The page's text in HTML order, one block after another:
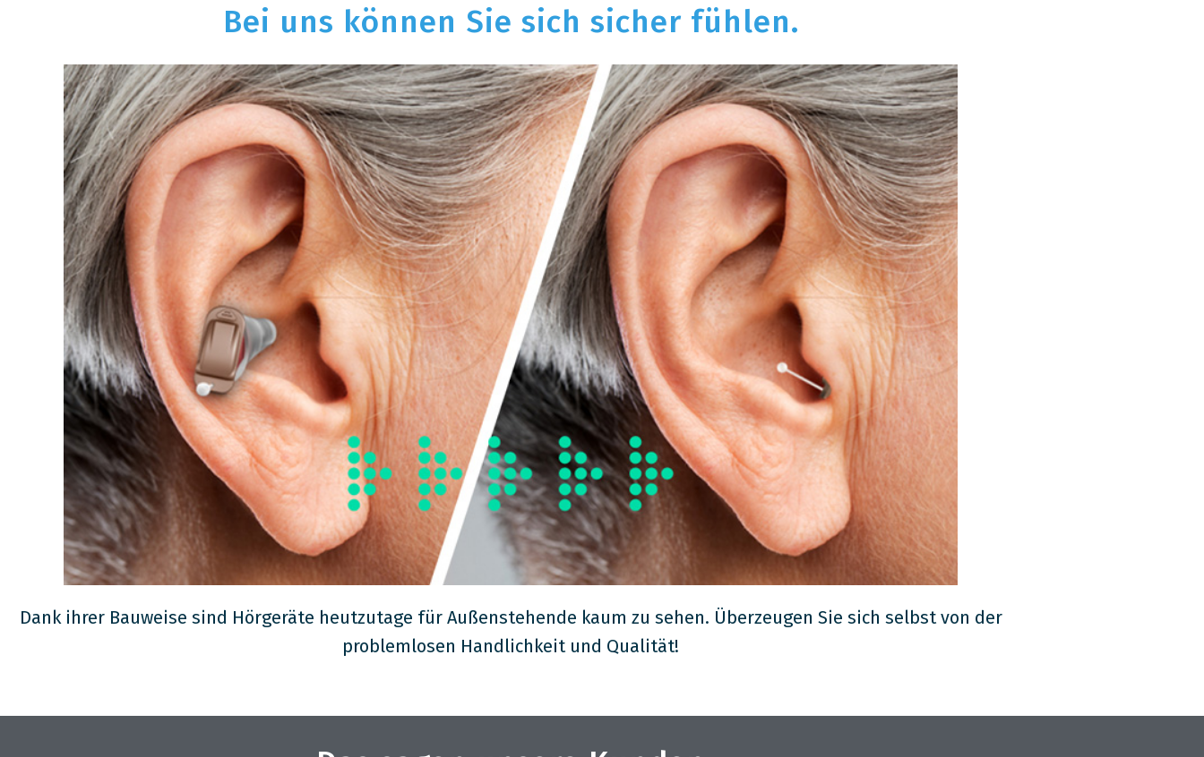
Bei uns können Sie sich sicher fühlen.
Dank ihrer Bauweise sind Hörgeräte heutzutage für Außenstehende kaum zu sehen. Überzeugen Sie sich selbst von der
problemlosen Handlichkeit und Qualität!